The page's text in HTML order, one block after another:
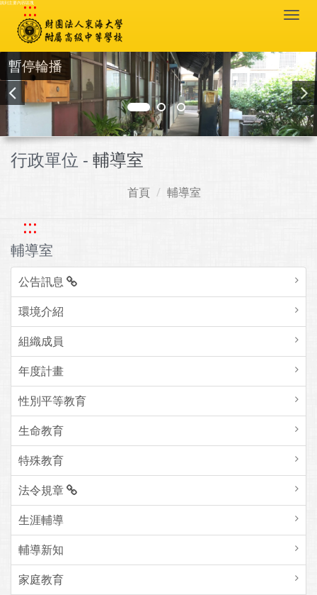
跳到主要內容區塊
:::
暫停輪播
行政單位 - 輔導室
首頁 輔導室
:::
輔導室
公告訊息
環境介紹
組織成員
年度計畫
性別平等教育
生命教育
特殊教育
法令規章
生涯輔導
輔導新知
家庭教育